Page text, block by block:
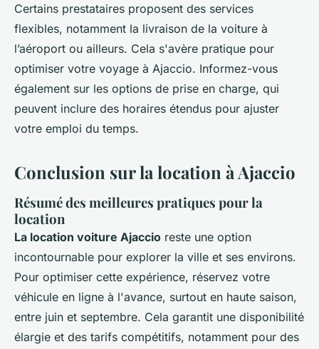
Certains prestataires proposent des services
flexibles, notamment la livraison de la voiture à
l’aéroport ou ailleurs. Cela s'avère pratique pour
optimiser votre voyage à Ajaccio. Informez-vous
également sur les options de prise en charge, qui
peuvent inclure des horaires étendus pour ajuster
votre emploi du temps.
Conclusion sur la location à Ajaccio
Résumé des meilleures pratiques pour la
location
La location voiture Ajaccio reste une option
incontournable pour explorer la ville et ses environs.
Pour optimiser cette expérience, réservez votre
véhicule en ligne à l'avance, surtout en haute saison,
entre juin et septembre. Cela garantit une disponibilité
élargie et des tarifs compétitifs, notamment pour des